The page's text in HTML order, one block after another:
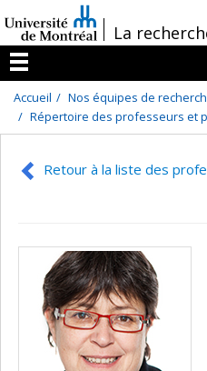
au
contenu
/La
Menu
Accueil
Nos équipes de
Répertoire des professeurs et
Retour à la liste des